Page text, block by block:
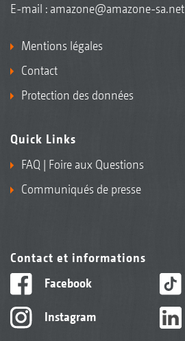
E-mail : amazone@amazone-sa.net
Mentions légales
Contact
Protection des données
Quick Links
FAQ | Foire aux Questions
Communiqués de presse
Contact et informations
Facebook
Instagram